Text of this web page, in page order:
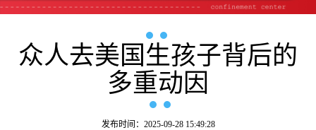
势
流
子
成
众人去美国生孩子背后的
多重动因
发布时间：2025-09-28 15:49:28